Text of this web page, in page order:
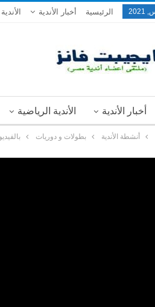
الرئيسية أخبار الأندية
أخبار الأندية الأندية الرياضية
أنشطة الأندية بطولات و دوريات